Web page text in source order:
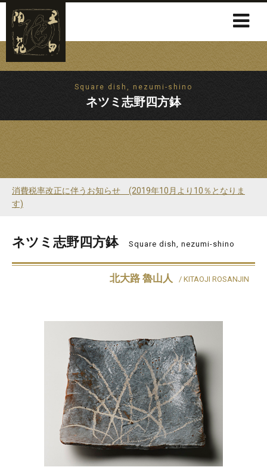
Square dish, nezumi-shino
ネツミ志野四方鉢
消費税率改正に伴うお知らせ (2019年10月より10％となりま
す)
ネツミ志野四方鉢 Square dish, nezumi-shino
北大路 魯山人 / KITAOJI ROSANJIN